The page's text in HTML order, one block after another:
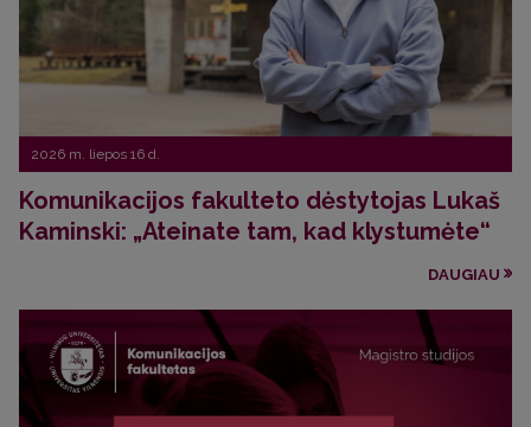
2026 m. liepos 16 d.
Komunikacijos fakulteto dėstytojas Lukaš
Kaminski: „Ateinate tam, kad klystumėte“
DAUGIAU